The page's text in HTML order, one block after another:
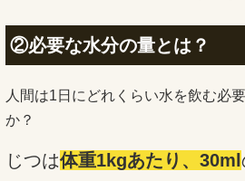
②必要な水分の量とは？
人間は1日にどれくらい水を飲む必
か？
じつは体重1kgあたり、30ml